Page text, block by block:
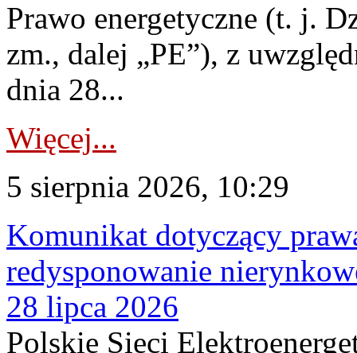
Prawo energetyczne (t. j.
zm., dalej „PE”), z
dnia 28...
Więcej...
5 sierpnia 2026, 10:29
Komunikat dotyczący
redysponowanie
28 lipca 2026
Polskie Sieci